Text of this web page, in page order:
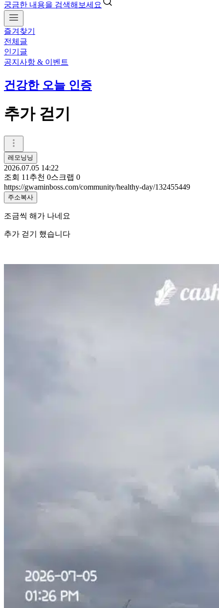
궁금한 내용을 검색해보세요
즐겨찾기
전체글
인기글
공지사항 & 이벤트
건강한 오늘 인증
추가 걷기
레모닝닝
2026.07.05 14:22
조회 11 추천 0스크랩 0
https://gwaminboss.com/community/healthy-day/132455449
주소복사
조금씩 해가 나네요
추가 걷기 했습니다